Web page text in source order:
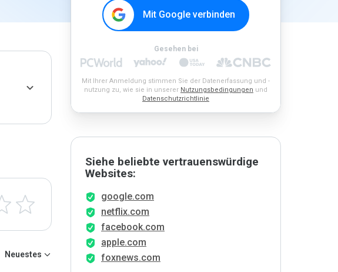
Neuestes
Mit Google verbinden
Gesehen bei
Mit Ihrer Anmeldung stimmen Sie der Datenerfassung und -
nutzung zu, wie sie in unserer Nutzungsbedingungen und
Datenschutzrichtlinie
Siehe beliebte vertrauenswürdige
Websites:
google.com
netflix.com
facebook.com
apple.com
foxnews.com